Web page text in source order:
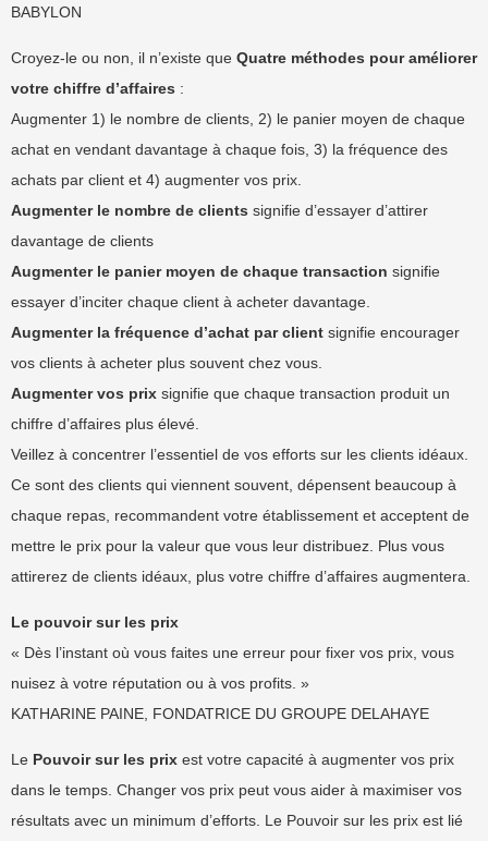
BABYLON
Croyez-le ou non, il n’existe que Quatre méthodes pour améliorer
votre chiffre d’affaires :
Augmenter 1) le nombre de clients, 2) le panier moyen de chaque
achat en vendant davantage à chaque fois, 3) la fréquence des
achats par client et 4) augmenter vos prix.
Augmenter le nombre de clients signifie d’essayer d’attirer
davantage de clients
Augmenter le panier moyen de chaque transaction signifie
essayer d’inciter chaque client à acheter davantage.
Augmenter la fréquence d’achat par client signifie encourager
vos clients à acheter plus souvent chez vous.
Augmenter vos prix signifie que chaque transaction produit un
chiffre d’affaires plus élevé.
Veillez à concentrer l’essentiel de vos efforts sur les clients idéaux.
Ce sont des clients qui viennent souvent, dépensent beaucoup à
chaque repas, recommandent votre établissement et acceptent de
mettre le prix pour la valeur que vous leur distribuez. Plus vous
attirerez de clients idéaux, plus votre chiffre d’affaires augmentera.
Le pouvoir sur les prix
« Dès l’instant où vous faites une erreur pour fixer vos prix, vous
nuisez à votre réputation ou à vos profits. »
KATHARINE PAINE, FONDATRICE DU GROUPE DELAHAYE
Le Pouvoir sur les prix est votre capacité à augmenter vos prix
dans le temps. Changer vos prix peut vous aider à maximiser vos
résultats avec un minimum d’efforts. Le Pouvoir sur les prix est lié